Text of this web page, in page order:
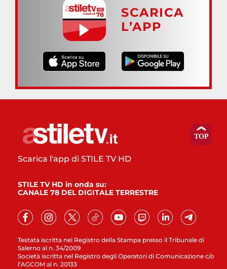
SCARICA
L’APP
Testata iscritta nel Registro della Stampa presso il Tribunale di
Salerno al n. 34/2009
Società iscritta nel Registro degli Operatori di Comunicazione c/o
l’AGCOM al n. 20133
Scarica l'app di STILE TV HD
STILE TV HD in onda su:
CANALE 78 DEL DIGITALE TERRESTRE